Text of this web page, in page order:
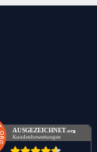
AUSGEZEICHNET .org
Kundenbewertungen